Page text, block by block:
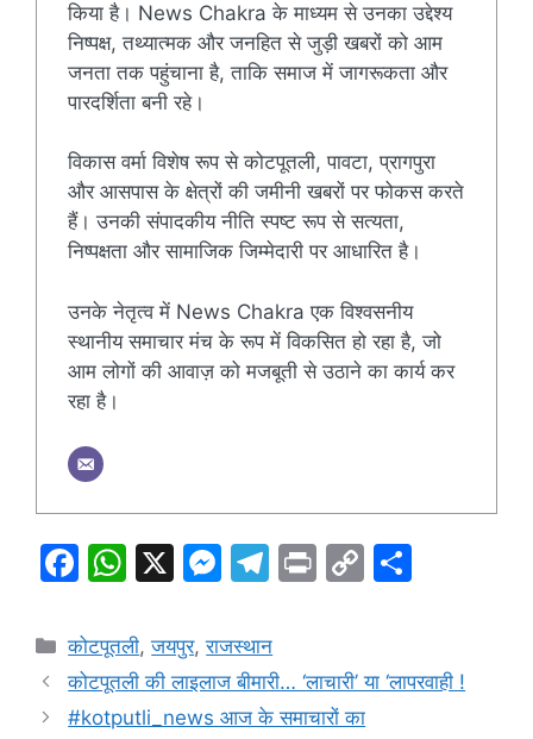
किया है। News Chakra के माध्यम से उनका उद्देश्य
निष्पक्ष, तथ्यात्मक और जनहित से जुड़ी खबरों को आम
जनता तक पहुंचाना है, ताकि समाज में जागरूकता और
पारदर्शिता बनी रहे।
विकास वर्मा विशेष रूप से कोटपूतली, पावटा, प्रागपुरा
और आसपास के क्षेत्रों की जमीनी खबरों पर फोकस करते
हैं। उनकी संपादकीय नीति स्पष्ट रूप से सत्यता,
निष्पक्षता और सामाजिक जिम्मेदारी पर आधारित है।
उनके नेतृत्व में News Chakra एक विश्वसनीय
स्थानीय समाचार मंच के रूप में विकसित हो रहा है, जो
आम लोगों की आवाज़ को मजबूती से उठाने का कार्य कर
रहा है।
F
c
e
b
W
at
s
A
X
M
s
s
e
T
e
gr
a
Pr C
y
Li
e
Categories
कोटपूतली,जयपुर,राजस्थान
कोटपूतली की लाइलाज बीमारी… ‘लाचारी’ या ‘लापरवाही !
#kotputli_news आज के समाचारों का